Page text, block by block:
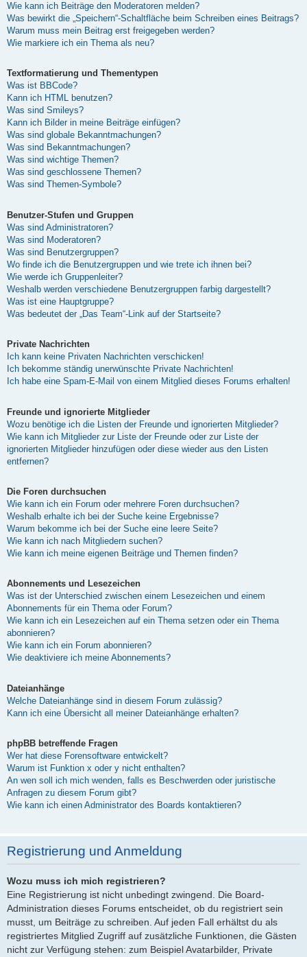
Wie kann ich Beiträge den Moderatoren melden?
Was bewirkt die „Speichern“-Schaltfläche beim Schreiben eines Beitrags?
Warum muss mein Beitrag erst freigegeben werden?
Wie markiere ich ein Thema als neu?
Textformatierung und Thementypen
Was ist BBCode?
Kann ich HTML benutzen?
Was sind Smileys?
Kann ich Bilder in meine Beiträge einfügen?
Was sind globale Bekanntmachungen?
Was sind Bekanntmachungen?
Was sind wichtige Themen?
Was sind geschlossene Themen?
Was sind Themen-Symbole?
Benutzer-Stufen und Gruppen
Was sind Administratoren?
Was sind Moderatoren?
Was sind Benutzergruppen?
Wo finde ich die Benutzergruppen und wie trete ich ihnen bei?
Wie werde ich Gruppenleiter?
Weshalb werden verschiedene Benutzergruppen farbig dargestellt?
Was ist eine Hauptgruppe?
Was bedeutet der „Das Team“-Link auf der Startseite?
Private Nachrichten
Ich kann keine Privaten Nachrichten verschicken!
Ich bekomme ständig unerwünschte Private Nachrichten!
Ich habe eine Spam-E-Mail von einem Mitglied dieses Forums erhalten!
Freunde und ignorierte Mitglieder
Wozu benötige ich die Listen der Freunde und ignorierten Mitglieder?
Wie kann ich Mitglieder zur Liste der Freunde oder zur Liste der
ignorierten Mitglieder hinzufügen oder diese wieder aus den Listen
entfernen?
Die Foren durchsuchen
Wie kann ich ein Forum oder mehrere Foren durchsuchen?
Weshalb erhalte ich bei der Suche keine Ergebnisse?
Warum bekomme ich bei der Suche eine leere Seite?
Wie kann ich nach Mitgliedern suchen?
Wie kann ich meine eigenen Beiträge und Themen finden?
Abonnements und Lesezeichen
Was ist der Unterschied zwischen einem Lesezeichen und einem
Abonnements für ein Thema oder Forum?
Wie kann ich ein Lesezeichen auf ein Thema setzen oder ein Thema
abonnieren?
Wie kann ich ein Forum abonnieren?
Wie deaktiviere ich meine Abonnements?
Dateianhänge
Welche Dateianhänge sind in diesem Forum zulässig?
Kann ich eine Übersicht all meiner Dateianhänge erhalten?
phpBB betreffende Fragen
Wer hat diese Forensoftware entwickelt?
Warum ist Funktion x oder y nicht enthalten?
An wen soll ich mich wenden, falls es Beschwerden oder juristische
Anfragen zu diesem Forum gibt?
Wie kann ich einen Administrator des Boards kontaktieren?
Registrierung und Anmeldung
Wozu muss ich mich registrieren?
Eine Registrierung ist nicht unbedingt zwingend. Die Board-
Administration dieses Forums entscheidet, ob du registriert sein
musst, um Beiträge zu schreiben. Auf jeden Fall erhältst du als
registriertes Mitglied Zugriff auf zusätzliche Funktionen, die Gästen
nicht zur Verfügung stehen: zum Beispiel Avatarbilder, Private